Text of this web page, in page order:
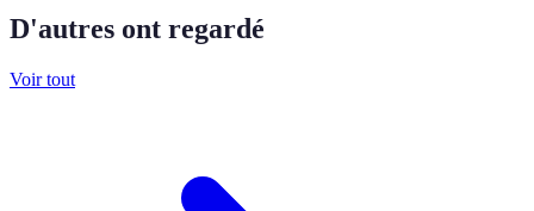
D'autres ont regardé
Voir tout